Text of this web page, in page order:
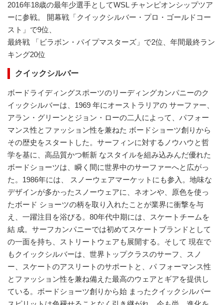
2016年18歳の最年少選手としてWSL チャンピオンシップツア
ーに参戦。 開幕戦「クイックシルバー・プロ・ゴールドコー
スト」で9位、
最終戦 「ビラボン・パイプマスターズ」で2位、年間最終ラン
キング20位
クイックシルバー
ボードライディングスポーツのリーディングカンパニーのク
イックシルバーは、1969 年にオーストラリアの サーファー、
アラン・グリーンとジョン・ローの二人によって、パフォー
マンス性とファッション性を兼ねた ボードショーツ創りから
その歴史をスタートした。サーフィンに対するノウハウと哲
学を基に、高品質かつ斬新 なスタイルを組み込みんだ優れた
ボードショーツは、瞬く間に世界中のサーファーへと広がっ
た。1986年には、 スノーウェアマーケットにも参入。地味な
デザインが多かったスノーウェアに、ネオンや、原色を使っ
たボード ショーツの柄を取り入れたことが業界に衝撃を与
え、一躍注目を浴びる。80年代中期には、スケートチームを
結 成。サーフカンパニーでは初めてスケートブランドとして
の一面を持ち、ストリートウェアも展開する。そして 現在で
もクイックシルバーは、世界トップクラスのサーフ、スノ
ー、スケートのアスリートのサポートと、パ フォーマンス性
とファッション性を兼ね備えた最高のウェアとギアを提供し
ている。ボードショーツ創りから始 まったクイックシルバー